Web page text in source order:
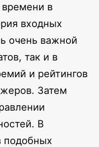
времени в
входных
очень важной
так и в
и рейтингов
Затем
В
подобных